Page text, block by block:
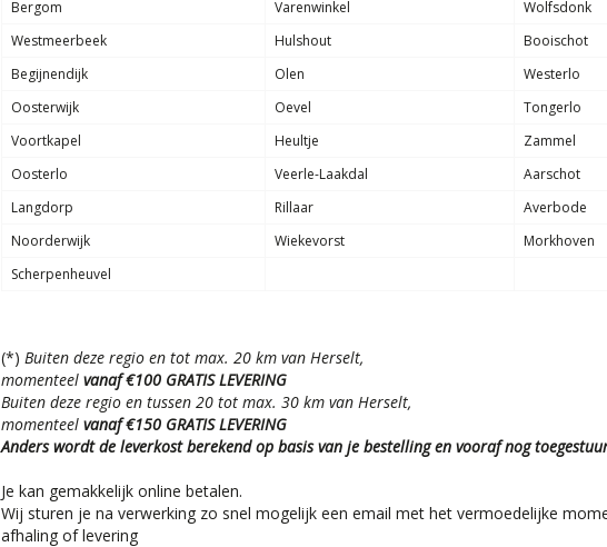
Bergom Varenwinkel
Wolfsdonk
Westmeerbeek
Hulshout
Booischot
Begijnendijk
Olen
Westerlo
Oosterwijk
Oevel
Tongerlo
Voortkapel
Heultje
Zammel
Oosterlo
Veerle-Laakdal
Aarschot
Langdorp
Rillaar
Averbode
Noorderwijk
Wiekevorst
Morkhoven
Scherpenheuvel
(*) Buiten deze regio en tot max. 20 km van Herselt,
momenteel vanaf €100 GRATIS LEVERING
Buiten deze regio en tussen 20 tot max. 30 km van Herselt,
momenteel vanaf €150 GRATIS LEVERING
Anders wordt de leverkost berekend op basis van je bestelling en vooraf nog
Je kan gemakkelijk online betalen.
Wij sturen je na verwerking zo snel mogelijk een email met het vermoedelijke
afhaling of levering